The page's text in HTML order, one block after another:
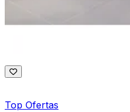
Top Ofertas